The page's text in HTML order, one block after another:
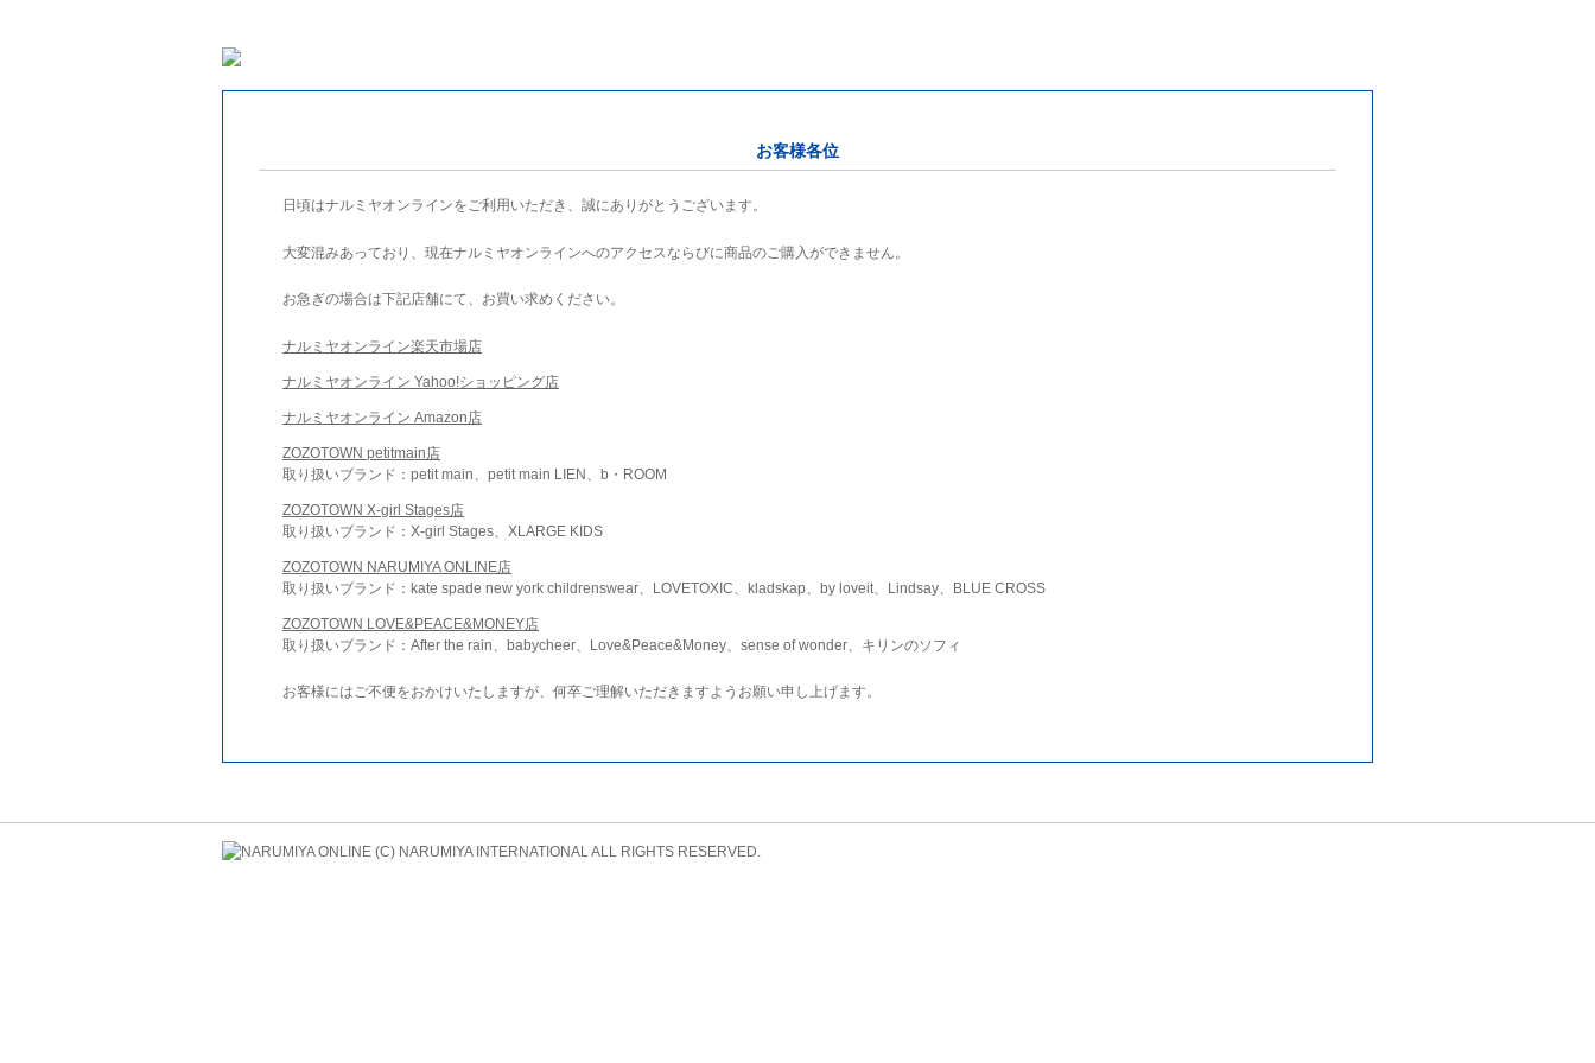
お客様各位
日頃はナルミヤオンラインをご利用いただき、誠にありがとうございます。
大変混みあっており、現在ナルミヤオンラインへのアクセスならびに商品のご購入ができません。
お急ぎの場合は下記店舗にて、お買い求めください。
ナルミヤオンライン楽天市場店
ナルミヤオンライン Yahoo!ショッピング店
ナルミヤオンライン Amazon店
ZOZOTOWN petitmain店
取り扱いブランド：petit main、petit main LIEN、b・ROOM
ZOZOTOWN X-girl Stages店
取り扱いブランド：X-girl Stages、XLARGE KIDS
ZOZOTOWN NARUMIYA ONLINE店
取り扱いブランド：kate spade new york childrenswear、LOVETOXIC、kladskap、by loveit、Lindsay、BLUE CROSS
ZOZOTOWN LOVE&PEACE&MONEY店
取り扱いブランド：After the rain、babycheer、Love&Peace&Money、sense of wonder、キリンのソフィ
お客様にはご不便をおかけいたしますが、何卒ご理解いただきますようお願い申し上げます。